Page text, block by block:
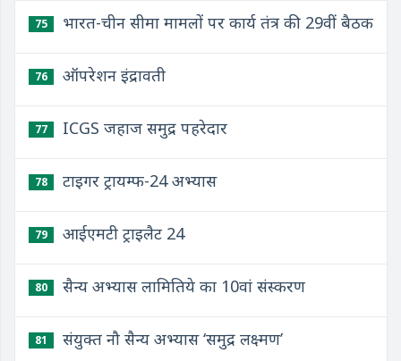
75 भारत-चीन सीमा मामलों पर कार्य तंत्र की 29वीं बैठक
76 ऑपरेशन इंद्रावती
77 ICGS जहाज समुद्र पहरेदार
78 टाइगर ट्रायम्फ-24 अभ्यास
79 आईएमटी ट्राइलैट 24
80 सैन्य अभ्यास लामितिये का 10वां संस्करण
81 संयुक्त नौ सैन्य अभ्यास ‘समुद्र लक्ष्मण’